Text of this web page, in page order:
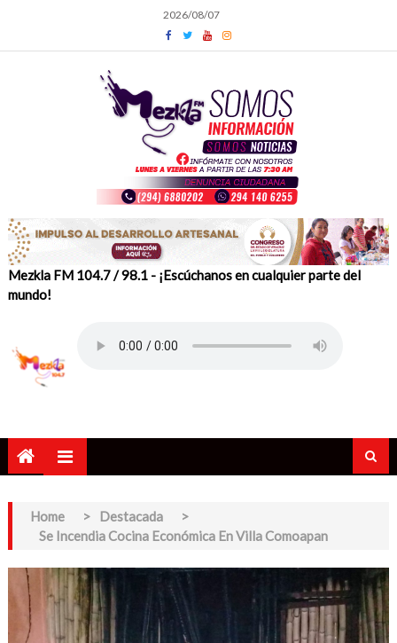
content
2026/08/07
Mezkla FM 104.7 / 98.1 - ¡Escúchanos en cualquier parte del
mundo!
Home > Destacada
>
Se Incendia Cocina Económica En Villa Comoapan